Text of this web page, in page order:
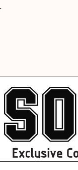
en ...